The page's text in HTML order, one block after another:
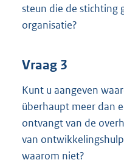
steun die de stichting
organisatie?
Vraag 3
Kunt u aangeven
überhaupt meer dan
ontvangt van de
van
waarom niet?